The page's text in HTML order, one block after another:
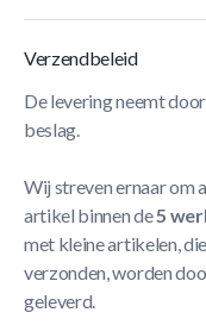
Verzendbeleid
De levering neemt
beslag.
Wij streven ernaar om
artikel binnen de5
met kleine artikelen,
verzonden, worden
geleverd.